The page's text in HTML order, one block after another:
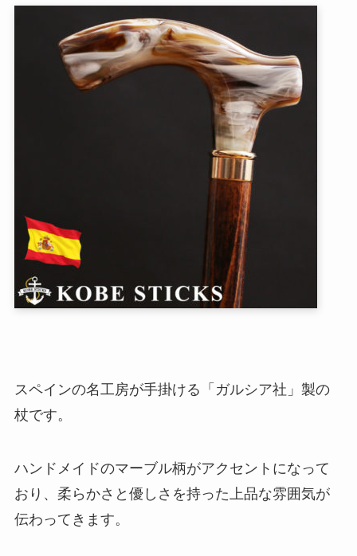
スペインの名工房が手掛ける「ガルシア社」製の
杖です。
ハンドメイドのマーブル柄がアクセントになって
おり、柔らかさと優しさを持った上品な雰囲気が
伝わってきます。